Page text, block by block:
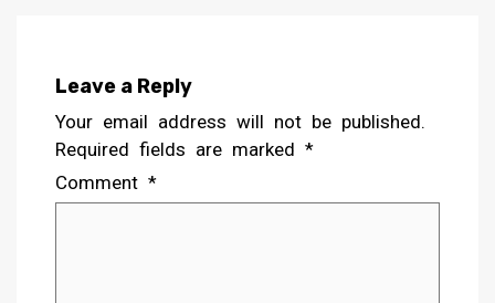
Leave a Reply
Your email address will not be published.
Required fields are marked *
Comment *